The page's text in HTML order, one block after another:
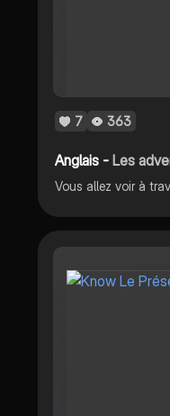
7 363
Anglais -Les